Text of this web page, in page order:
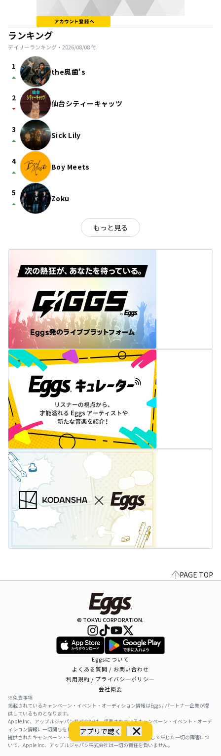
アプリで聴く
ランキング
デイリーランキング・ 2026/08/08付
1
arrow_drop_up the奥歯's
2
arrow_drop_down 仙台シティーキャッツ
3
arrow_drop_up Sick Lily
4
arrow_drop_up Boy Meets
5
arrow_drop_up Zoku
もっと見る
PAGE TOP
© TOKYU CORPORATION.
Eggsについて
よくある質問 / お問い合わせ
利用規約 / プライバシーポリシー
会社概要
※免責事項
掲載されているキャンペーン・イベント・オーディション情報はEggs / パートナー企業が提
供しているものとなります。
Apple Inc、アップルジャパン株式会社は、掲載されているキャンペーン・イベント・オーデ
ィション情報に一切関与をしておりません。
提供されたキャンペーン・イベント・オーディション情報を利用して生じた一切の障害につ
いて、Apple Inc、アップルジャパン株式会社は一切の責任を負いません。